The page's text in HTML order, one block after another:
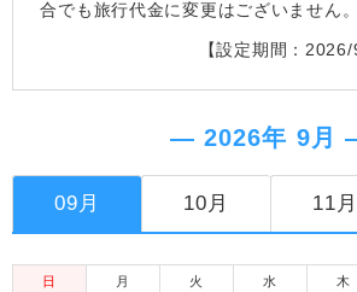
合でも旅行代金に変更はございません。
【設定期間：
― 2026年 9月
09月 10月 11月
日 月 火 水 木